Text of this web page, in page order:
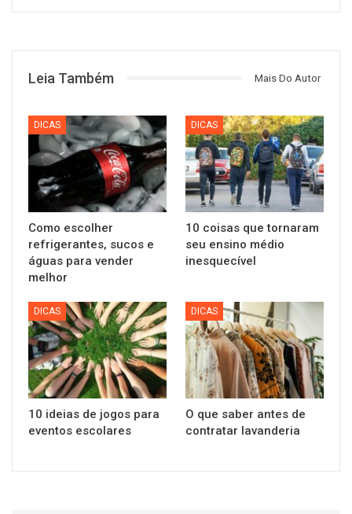
Leia Também Mais Do Autor
DICAS
Como escolher
refrigerantes, sucos e
águas para vender
melhor
DICAS
10 coisas que tornaram
seu ensino médio
inesquecível
DICAS
10 ideias de jogos para
eventos escolares
DICAS
O que saber antes de
contratar lavanderia